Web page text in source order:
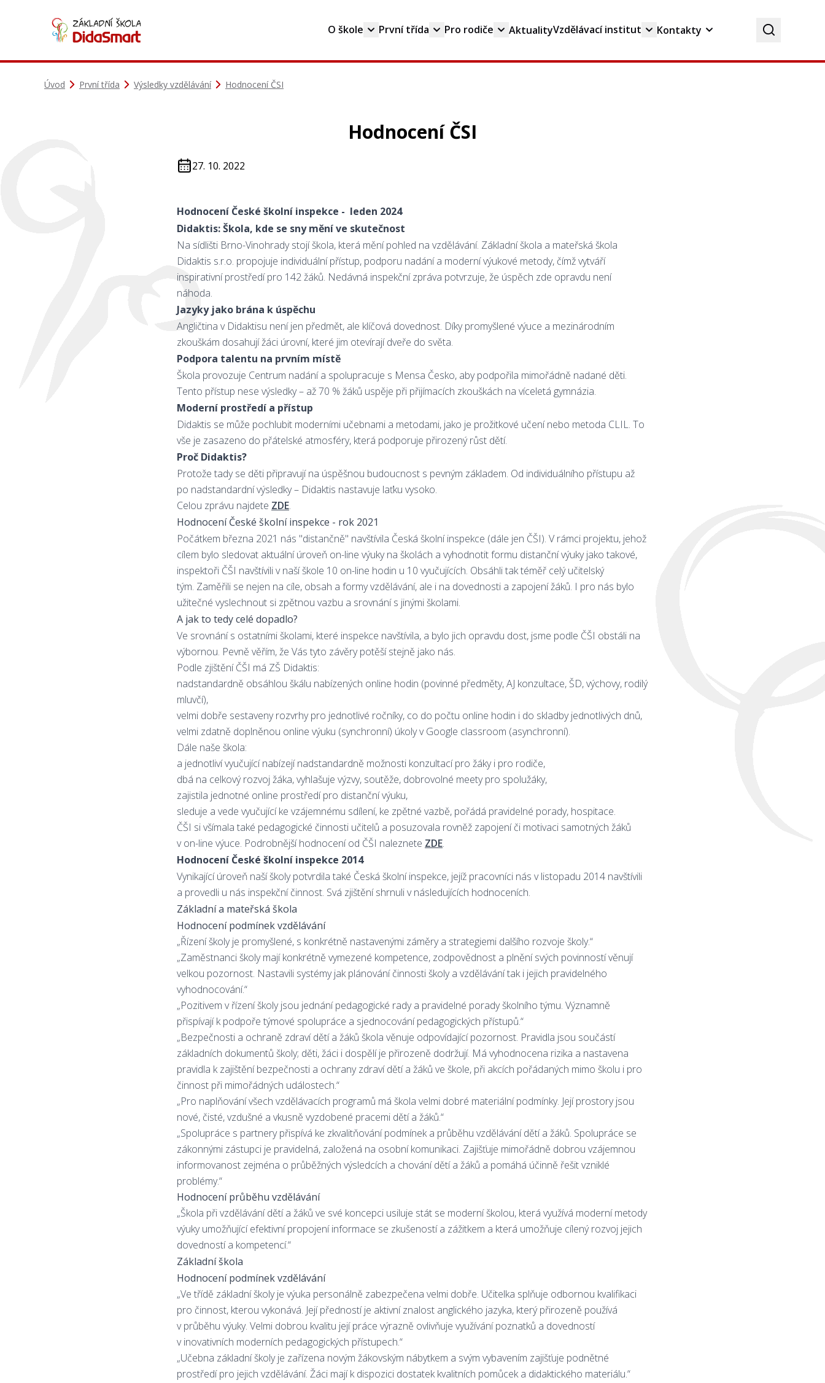
O škole První třída Pro rodiče AktualityVzdělávací institut Kontakty
Úvod První třída Výsledky vzdělávání Hodnocení ČSI
Hodnocení ČSI
27. 10. 2022
Hodnocení České školní inspekce - leden 2024
Didaktis: Škola, kde se sny mění ve skutečnost
Na sídlišti Brno-Vinohrady stojí škola, která mění pohled na vzdělávání. Základní škola a mateřská škola
Didaktis s.r.o. propojuje individuální přístup, podporu nadání a moderní výukové metody, čímž vytváří
inspirativní prostředí pro 142 žáků. Nedávná inspekční zpráva potvrzuje, že úspěch zde opravdu není
náhoda.
Jazyky jako brána k úspěchu
Angličtina v Didaktisu není jen předmět, ale klíčová dovednost. Díky promyšlené výuce a mezinárodním
zkouškám dosahují žáci úrovní, které jim otevírají dveře do světa.
Podpora talentu na prvním místě
Škola provozuje Centrum nadání a spolupracuje s Mensa Česko, aby podpořila mimořádně nadané děti.
Tento přístup nese výsledky – až 70 % žáků uspěje při přijímacích zkouškách na víceletá gymnázia.
Moderní prostředí a přístup
Didaktis se může pochlubit moderními učebnami a metodami, jako je prožitkové učení nebo metoda CLIL. To
vše je zasazeno do přátelské atmosféry, která podporuje přirozený růst dětí.
Proč Didaktis?
Protože tady se děti připravují na úspěšnou budoucnost s pevným základem. Od individuálního přístupu až
po nadstandardní výsledky – Didaktis nastavuje laťku vysoko.
Celou zprávu najdete ZDE.
Hodnocení České školní inspekce - rok 2021
Počátkem března 2021 nás "distančně" navštívila Česká školní inspekce (dále jen ČŠI). V rámci projektu, jehož
cílem bylo sledovat aktuální úroveň on-line výuky na školách a vyhodnotit formu distanční výuky jako takové,
inspektoři ČŠI navštívili v naší škole 10 on-line hodin u 10 vyučujících. Obsáhli tak téměř celý učitelský
tým. Zaměřili se nejen na cíle, obsah a formy vzdělávání, ale i na dovednosti a zapojení žáků. I pro nás bylo
užitečné vyslechnout si zpětnou vazbu a srovnání s jinými školami.
A jak to tedy celé dopadlo?
Ve srovnání s ostatními školami, které inspekce navštívila, a bylo jich opravdu dost, jsme podle ČŠI obstáli na
výbornou. Pevně věřím, že Vás tyto závěry potěší stejně jako nás.
Podle zjištění ČŠI má ZŠ Didaktis:
nadstandardně obsáhlou škálu nabízených online hodin (povinné předměty, AJ konzultace, ŠD, výchovy, rodilý
mluvčí),
velmi dobře sestaveny rozvrhy pro jednotlivé ročníky, co do počtu online hodin i do skladby jednotlivých dnů,
velmi zdatně doplněnou online výuku (synchronní) úkoly v Google classroom (asynchronní).
Dále naše škola:
a jednotliví vyučující nabízejí nadstandardně možnosti konzultací pro žáky i pro rodiče,
dbá na celkový rozvoj žáka, vyhlašuje výzvy, soutěže, dobrovolné meety pro spolužáky,
zajistila jednotné online prostředí pro distanční výuku,
sleduje a vede vyučující ke vzájemnému sdílení, ke zpětné vazbě, pořádá pravidelné porady, hospitace.
ČŠI si všímala také pedagogické činnosti učitelů a posuzovala rovněž zapojení či motivaci samotných žáků
v on-line výuce. Podrobnější hodnocení od ČŠI naleznete ZDE.
Hodnocení České školní inspekce 2014
Vynikající úroveň naší školy potvrdila také Česká školní inspekce, jejíž pracovníci nás v listopadu 2014 navštívili
a provedli u nás inspekční činnost. Svá zjištění shrnuli v následujících hodnoceních.
Základní a mateřská škola
Hodnocení podmínek vzdělávání
„Řízení školy je promyšlené, s konkrétně nastavenými záměry a strategiemi dalšího rozvoje školy.“
„Zaměstnanci školy mají konkrétně vymezené kompetence, zodpovědnost a plnění svých povinností věnují
velkou pozornost. Nastavili systémy jak plánování činnosti školy a vzdělávání tak i jejich pravidelného
vyhodnocování.“
„Pozitivem v řízení školy jsou jednání pedagogické rady a pravidelné porady školního týmu. Významně
přispívají k podpoře týmové spolupráce a sjednocování pedagogických přístupů.“
„Bezpečnosti a ochraně zdraví dětí a žáků škola věnuje odpovídající pozornost. Pravidla jsou součástí
základních dokumentů školy; děti, žáci i dospělí je přirozeně dodržují. Má vyhodnocena rizika a nastavena
pravidla k zajištění bezpečnosti a ochrany zdraví dětí a žáků ve škole, při akcích pořádaných mimo školu i pro
činnost při mimořádných událostech.“
„Pro naplňování všech vzdělávacích programů má škola velmi dobré materiální podmínky. Její prostory jsou
nové, čisté, vzdušné a vkusně vyzdobené pracemi dětí a žáků.“
„Spolupráce s partnery přispívá ke zkvalitňování podmínek a průběhu vzdělávání dětí a žáků. Spolupráce se
zákonnými zástupci je pravidelná, založená na osobní komunikaci. Zajišťuje mimořádně dobrou vzájemnou
informovanost zejména o průběžných výsledcích a chování dětí a žáků a pomáhá účinně řešit vzniklé
problémy.“
Hodnocení průběhu vzdělávání
„Škola při vzdělávání dětí a žáků ve své koncepci usiluje stát se moderní školou, která využívá moderní metody
výuky umožňující efektivní propojení informace se zkušeností a zážitkem a která umožňuje cílený rozvoj jejich
dovedností a kompetencí.“
Základní škola
Hodnocení podmínek vzdělávání
„Ve třídě základní školy je výuka personálně zabezpečena velmi dobře. Učitelka splňuje odbornou kvalifikaci
pro činnost, kterou vykonává. Její předností je aktivní znalost anglického jazyka, který přirozeně používá
v průběhu výuky. Velmi dobrou kvalitu její práce výrazně ovlivňuje využívání poznatků a dovedností
v inovativních moderních pedagogických přístupech.“
„Učebna základní školy je zařízena novým žákovským nábytkem a svým vybavením zajišťuje podnětné
prostředí pro jejich vzdělávání. Žáci mají k dispozici dostatek kvalitních pomůcek a didaktického materiálu.“